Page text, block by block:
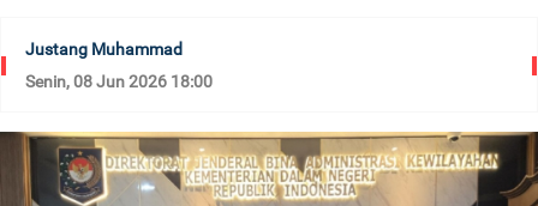
Justang Muhammad
Senin, 08 Jun 2026 18:00